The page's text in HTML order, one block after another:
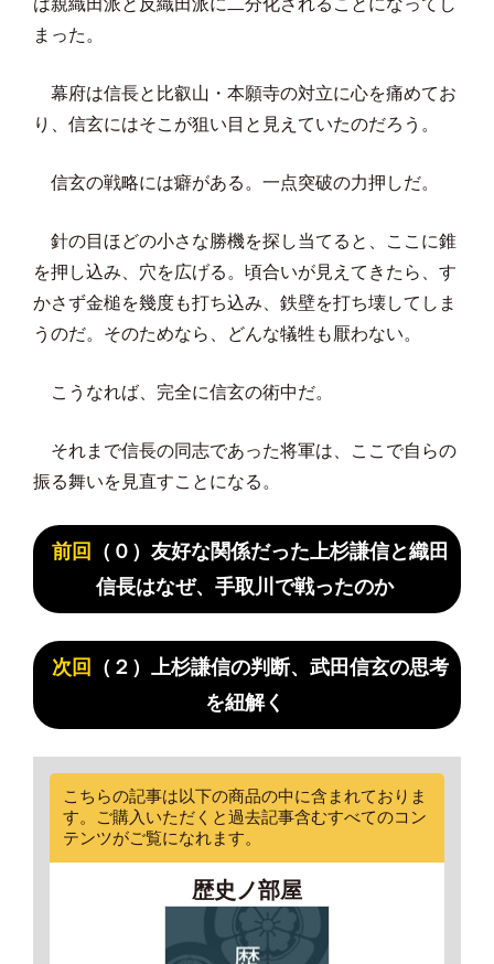
は親織田派と反織田派に二分化されることになってし
まった。
幕府は信長と比叡山・本願寺の対立に心を痛めてお
り、信玄にはそこが狙い目と見えていたのだろう。
信玄の戦略には癖がある。一点突破の力押しだ。
針の目ほどの小さな勝機を探し当てると、ここに錐
を押し込み、穴を広げる。頃合いが見えてきたら、す
かさず金槌を幾度も打ち込み、鉄壁を打ち壊してしま
うのだ。そのためなら、どんな犠牲も厭わない。
こうなれば、完全に信玄の術中だ。
それまで信長の同志であった将軍は、ここで自らの
振る舞いを見直すことになる。
前回
（０）友好な関係だった上杉謙信と織田
信長はなぜ、手取川で戦ったのか
次回
（２）上杉謙信の判断、武田信玄の思考
を紐解く
こちらの記事は以下の商品の中に含まれておりま
す。ご購入いただくと過去記事含むすべてのコン
テンツがご覧になれます。
歴史ノ部屋